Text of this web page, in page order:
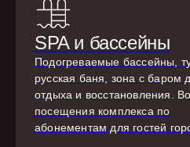
SPA и бассейны
Подогреваемые бассейны,
русская баня, зона с баром
отдыха и восстановления.
посещения комплекса по
абонементам для гостей